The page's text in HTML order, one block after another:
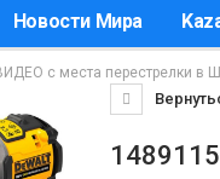
Новости Мира
с места перестрелки в